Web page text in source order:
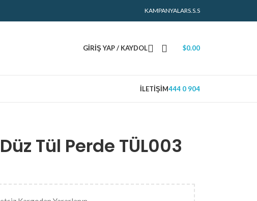
KAMPANYALARS.S.S
GIRIŞ YAP / KAYDOL $0.00
İLETIŞIM444 0 904
Tül Perde TÜL003